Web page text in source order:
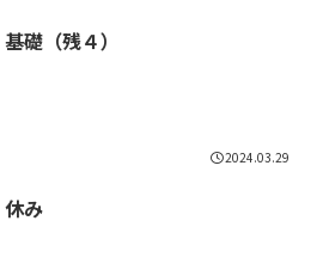
基礎（残４）
2024.03.29
休み